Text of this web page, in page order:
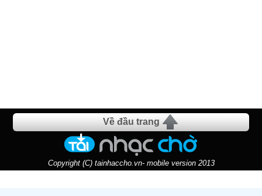
Về đầu trang
Copyright (C) tainhaccho.vn- mobile version 2013